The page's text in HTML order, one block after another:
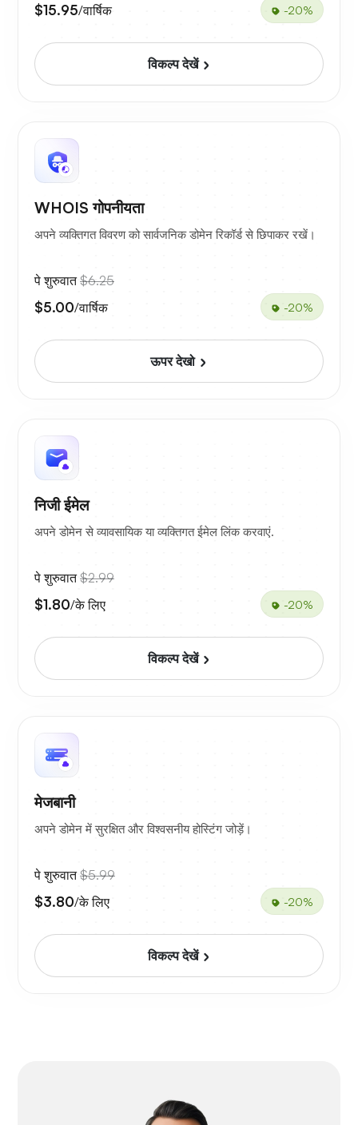
$15.95/वार्षिक -20%
विकल्प देखें
WHOIS गोपनीयता
अपने व्यक्तिगत विवरण को सार्वजनिक डोमेन रिकॉर्ड से छिपाकर रखें।
पे शुरुवात$6.25
$5.00/वार्षिक -20%
ऊपर देखो
निजी ईमेल
अपने डोमेन से व्यावसायिक या व्यक्तिगत ईमेल लिंक करवाएं.
पे शुरुवात$2.99
$1.80/के लिए -20%
विकल्प देखें
मेजबानी
अपने डोमेन में सुरक्षित और विश्वसनीय होस्टिंग जोड़ें।
पे शुरुवात$5.99
$3.80/के लिए -20%
विकल्प देखें